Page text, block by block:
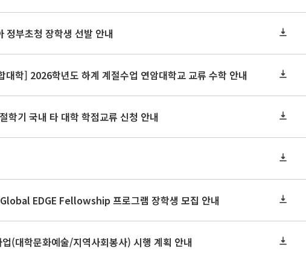
정부초청 장학생 선발 안내
대학] 2026학년도 하계 계절수업 연암대학교 교류 수학 안내
학기 국내 타 대학 학점교류 신청 안내
EDGE Fellowship 프로그램 장학생 모집 안내
(대학문화예술/지역사회봉사) 시행 계획 안내